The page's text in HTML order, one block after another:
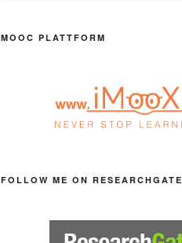
MOOC PLATTFORM
FOLLOW ME ON RESEARCHGATE